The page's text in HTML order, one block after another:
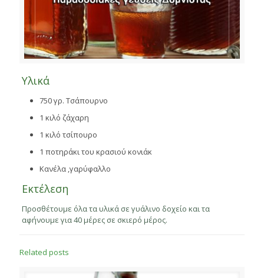
Υλικά
750 γρ. Τσάπουρνο
1 κιλό ζάχαρη
1 κιλό τσίπουρο
1 ποτηράκι του κρασιού κονιάκ
Κανέλα ,γαρύφαλλο
Εκτέλεση
Προσθέτουμε όλα τα υλικά σε γυάλινο δοχείο και τα
αφήνουμε για 40 μέρες σε σκιερό μέρος.
Related posts